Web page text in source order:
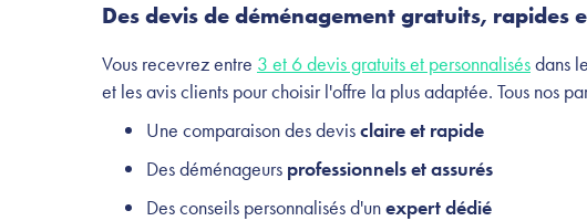
Des devis de déménagement gratuits, rapides
Vous recevrez entre 3 et 6 devis gratuits et personnalisésdans
et les avis clients pour choisir l'offre la plus adaptée. Tous nos
Une comparaison des devisclaire et rapide
Des déménageurs professionnels et assurés
Des conseils personnalisés d'unexpert dédié